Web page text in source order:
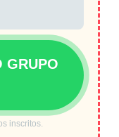
GRUPO
inscritos.